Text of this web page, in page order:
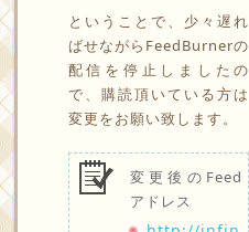
ということで、少々遅れ
ばせながらFeedBurnerの
配信を停止しましたの
で、購読頂いている方は
変更をお願い致します。
変更後のFeed
アドレス